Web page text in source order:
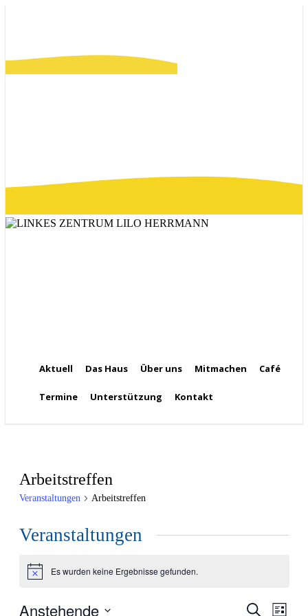
Aktuell Das Haus Über uns Mitmachen Café
Termine Unterstützung Kontakt
Arbeitstreffen
Veranstaltungen Arbeitstreffen
Veranstaltungen
HinweisEs wurden keine Ergebnisse gefunden.
Suche
Anstehende